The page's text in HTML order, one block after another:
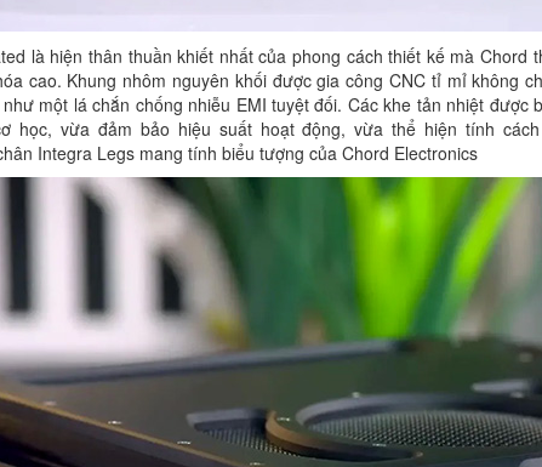
là hiện thân thuần khiết nhất của phong cách thiết kế mà Chord
cao. Khung nhôm nguyên khối được gia công CNC tỉ mỉ không
một lá chắn chống nhiễu EMI tuyệt đối. Các khe tản nhiệt được
học, vừa đảm bảo hiệu suất hoạt động, vừa thể hiện tính
Integra Legs mang tính biểu tượng của Chord Electronics